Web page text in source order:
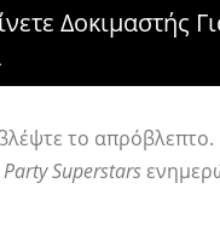
Δοκιμαστής
το απρόβλεπτο.
Superstars